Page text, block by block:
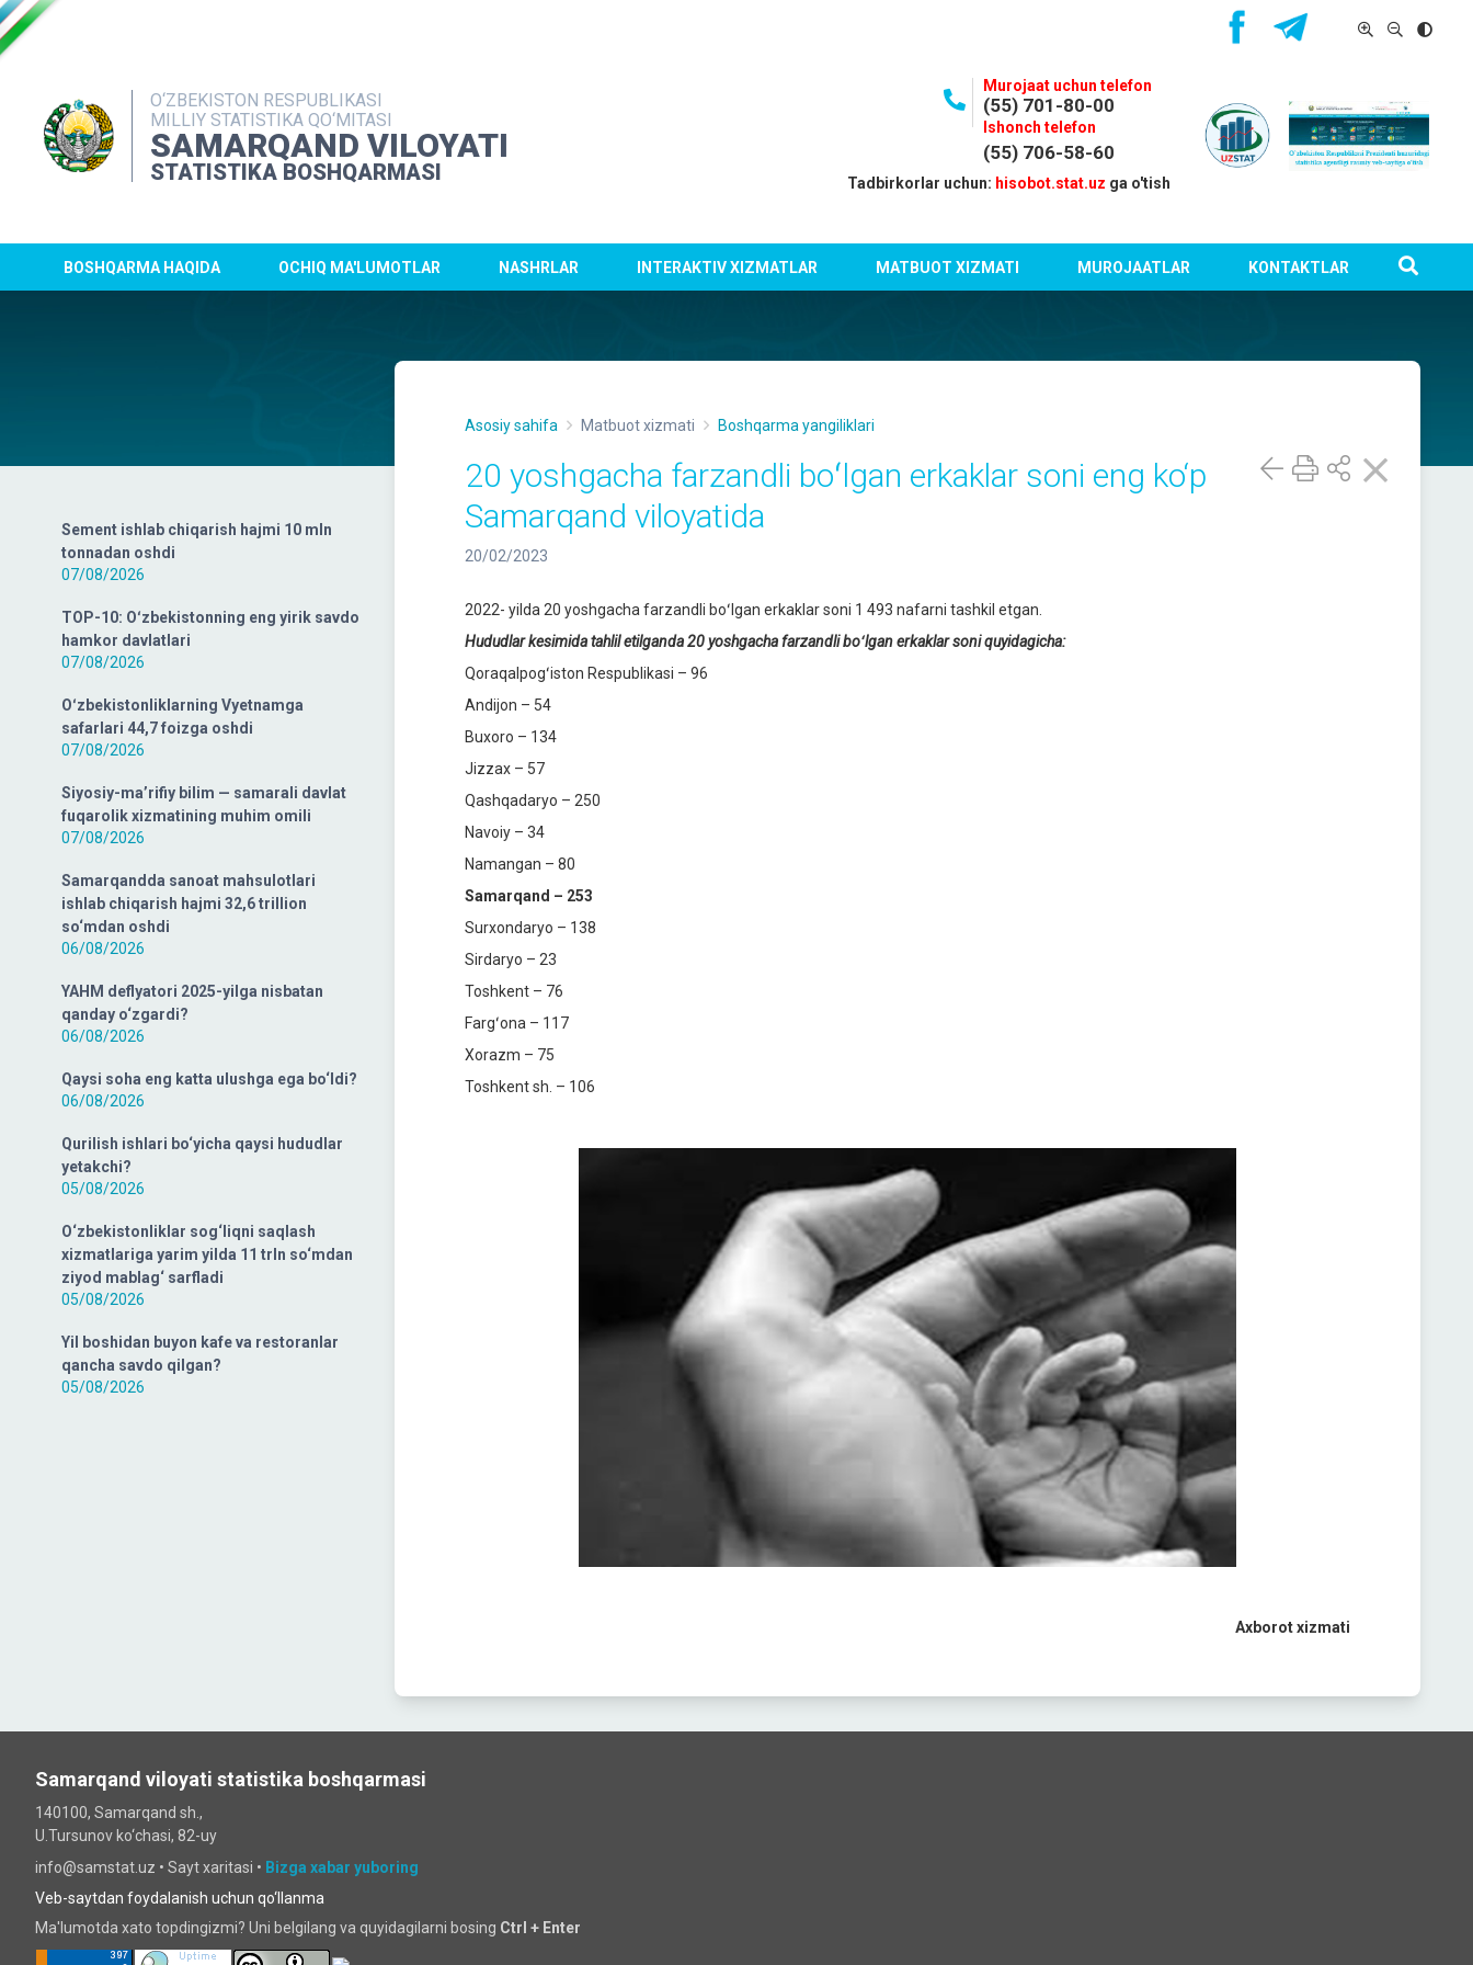
O‘ZBEKISTON RESPUBLIKASI
MILLIY STATISTIKA QO‘MITASI
SAMARQAND VILOYATI
STATISTIKA BOSHQARMASI
Murojaat uchun telefon
(55) 701-80-00
Ishonch telefon
(55) 706-58-60
Tadbirkorlar uchun: hisobot.stat.uz ga o'tish
BOSHQARMA HAQIDA OCHIQ MA'LUMOTLAR NASHRLAR INTERAKTIV XIZMATLAR MATBUOT XIZMATI MUROJAATLAR KONTAKTLAR
Sement ishlab chiqarish hajmi 10 mln
tonnadan oshdi
07/08/2026
TOP-10: Oʻzbekistonning eng yirik savdo
hamkor davlatlari
07/08/2026
Oʻzbekistonliklarning Vyetnamga
safarlari 44,7 foizga oshdi
07/08/2026
Siyosiy-ma’rifiy bilim — samarali davlat
fuqarolik xizmatining muhim omili
07/08/2026
Samarqandda sanoat mahsulotlari
ishlab chiqarish hajmi 32,6 trillion
so‘mdan oshdi
06/08/2026
YAHM deflyatori 2025-yilga nisbatan
qanday o‘zgardi?
06/08/2026
Qaysi soha eng katta ulushga ega bo‘ldi?
06/08/2026
Qurilish ishlari bo‘yicha qaysi hududlar
yetakchi?
05/08/2026
O‘zbekistonliklar sog‘liqni saqlash
xizmatlariga yarim yilda 11 trln so‘mdan
ziyod mablag‘ sarfladi
05/08/2026
Yil boshidan buyon kafe va restoranlar
qancha savdo qilgan?
05/08/2026
Asosiy sahifa Matbuot xizmati Boshqarma yangiliklari
20 yoshgacha farzandli boʻlgan erkaklar soni eng ko‘p
Samarqand viloyatida
20/02/2023
2022- yilda 20 yoshgacha farzandli boʻlgan erkaklar soni 1 493 nafarni tashkil etgan.
Hududlar kesimida tahlil etilganda 20 yoshgacha farzandli boʻlgan erkaklar soni quyidagicha:
Qoraqalpogʻiston Respublikasi – 96
Andijon – 54
Buxoro – 134
Jizzax – 57
Qashqadaryo – 250
Navoiy – 34
Namangan – 80
Samarqand – 253
Surxondaryo – 138
Sirdaryo – 23
Toshkent – 76
Fargʻona – 117
Xorazm – 75
Toshkent sh. – 106
Axborot xizmati
Samarqand viloyati statistika boshqarmasi
140100, Samarqand sh.,
U.Tursunov ko‘chаsi, 82-uy
info@samstat.uz • Sayt xaritasi • Bizga xabar yuboring
Veb-saytdan foydalanish uchun qo‘llanma
Ma'lumotda xato topdingizmi? Uni belgilang va quyidagilarni bosing Ctrl + Enter